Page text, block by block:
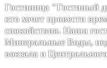
Гостиница "Гостиный
кто хочет провести
спокойствия. Наша
Минеральные Воды,
вокзала и